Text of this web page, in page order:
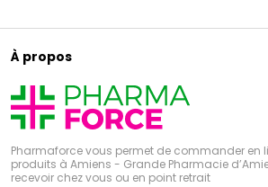
À propos
Pharmaforce vous permet de commander en
produits à Amiens - Grande Pharmacie
recevoir chez vous ou en point retrait